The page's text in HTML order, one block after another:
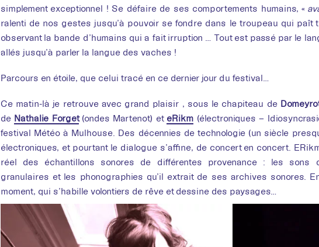
simplement exceptionnel ! Se défaire de ses comportements humains, «
ralenti de nos gestes jusqu’à pouvoir se fondre dans le troupeau qui paît
observant la bande d’humains qui a fait irruption … Tout est passé par le
allés jusqu’à parler la langue des vaches !
Parcours en étoile, que celui tracé en ce dernier jour du festival…
Ce matin-là je retrouve avec grand plaisir , sous le chapiteau de
de Nathalie Forget(ondes Martenot) et eRikm (électroniques –
festival Météo à Mulhouse. Des décennies de technologie (un siècle
électroniques, et pourtant le dialogue s’affine, de concert en concert.
réel des échantillons sonores de différentes provenance : les sons
granulaires et les phonographies qu’il extrait de ses archives sonores.
moment, qui s’habille volontiers de rêve et dessine des paysages…